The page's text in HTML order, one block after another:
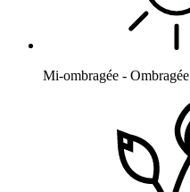
Mi-ombragée - Ombragée